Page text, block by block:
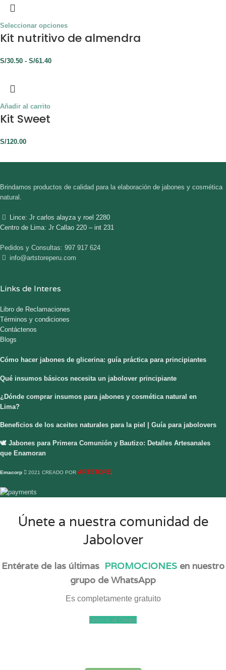
Seleccionar opciones
Kit nutritivo de almendra
S/30.50 - S/61.40
Añadir al carrito
Kit Sweet
S/120.00
Brindamos productos de calidad para la elaboración de jabones y cosmética
natural.
Lince: Jr carlos alayza y roel 2280
Centro de Lima: Jr Callao 220 – int 231
Pedidos y Consultas: 997 917 624
info@artstoreperu.com
Links de Interes
Libro de Reclamaciones
Términos y condiciones
Contáctenos
Blogs
Cómo hacer jabones de glicerina: guía práctica para principiantes
Qué insumos básicos necesita un jabolover principiante
¿Dónde comprar insumos para jabones y cosmética natural en
Lima?
Beneficios de los aceites naturales para la piel | Guía para jabolovers
🕊️ Jabones para Primera Comunión y Bautizo: Detalles Artesanales
que Enamoran
Emacorp 2021 CREADO POR ARTSTORE
Únete a nuestra comunidad de
Jabolover
Entérate de las últimas PROMOCIONES en nuestro
grupo de WhatsApp
Es completamente gratuito
Unirme al Grupo